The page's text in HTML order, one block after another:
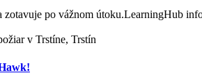
po vážnom útoku.LearningHub
v Trstíne, Trstín